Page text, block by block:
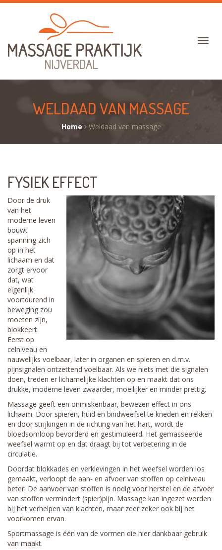
WELDAAD VAN MASSAGE
Home Weldaad van massage
FYSIEK EFFECT
Door de druk
van het
moderne leven
bouwt
spanning zich
op in het
lichaam en dat
zorgt ervoor
dat, wat
eigenlijk
voortdurend in
beweging zou
moeten zijn,
blokkeert.
Eerst op
celniveau en
nauwelijks voelbaar, later in organen en spieren en d.m.v.
pijnsignalen ontzettend voelbaar. Als we niets met die signalen
doen, treden er lichamelijke klachten op en maakt dat ons
drukke, moderne leven zwaarder, moeilijker en minder prettig.
Massage geeft een onmiskenbaar, bewezen effect in ons
lichaam. Door spieren, huid en bindweefsel te kneden en rekken
en door strijkingen in de richting van het hart, wordt de
bloedsomloop bevorderd en gestimuleerd. Het gemasseerde
weefsel warmt op en dat draagt bij tot verbetering in de
circulatie.
Doordat blokkades en verklevingen in het weefsel worden los
gemaakt, verloopt de aan- en afvoer van stoffen op celniveau
beter. De aanvoer van stoffen is nodig voor herstel en de afvoer
van stoffen vermindert (spier)pijn. Massage kan ingezet worden
bij het verhelpen van klachten, maar zeer zeker ook bij het
voorkomen ervan.
Sportmassage is één van de vormen die hier dankbaar gebruik
van maakt.